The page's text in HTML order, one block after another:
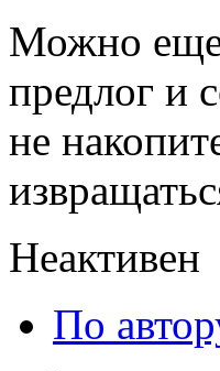
Можно
предлог и
не
Неактивен
По